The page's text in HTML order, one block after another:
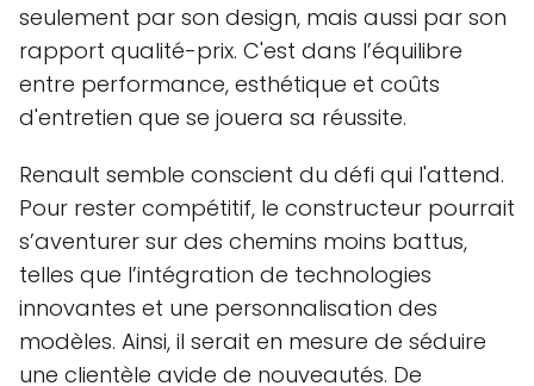
seulement par son design, mais aussi par son
rapport qualité-prix. C'est dans l’équilibre
entre performance, esthétique et coûts
d'entretien que se jouera sa réussite.
Renault semble conscient du défi qui l'attend.
Pour rester compétitif, le constructeur pourrait
s’aventurer sur des chemins moins battus,
telles que l’intégration de technologies
innovantes et une personnalisation des
modèles. Ainsi, il serait en mesure de séduire
une clientèle avide de nouveautés. De